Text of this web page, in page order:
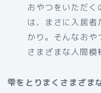
おやつをいただ
は、まさに入居
かり。そんなおや
さまざまな人間模
雫をとりまくさまざま